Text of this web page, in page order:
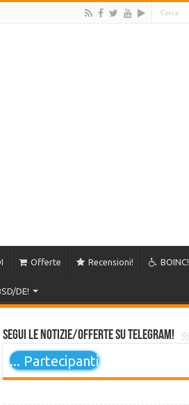
Offerte Recensioni! BOINC!
DE!
Segui le notizie/offerte su Telegram!
... Partecipanti